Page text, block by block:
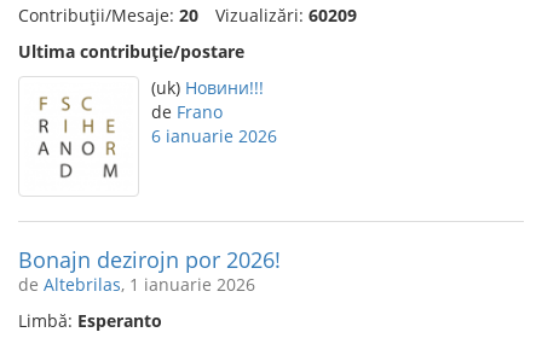
Contribuții/Mesaje: 20 Vizualizări: 60209
Ultima contribuție/postare
(uk) Новини!!!
de Frano
6 ianuarie 2026
Bonajn dezirojn por 2026!
de Altebrilas, 1 ianuarie 2026
Limbă: Esperanto